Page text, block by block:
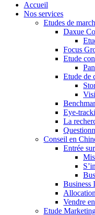
Accueil
Nos services
Etudes de
Daxue
Focus
Etude
Etude de
Eye-
La
Conseil en
Entrée
Business
Vendre
Etude